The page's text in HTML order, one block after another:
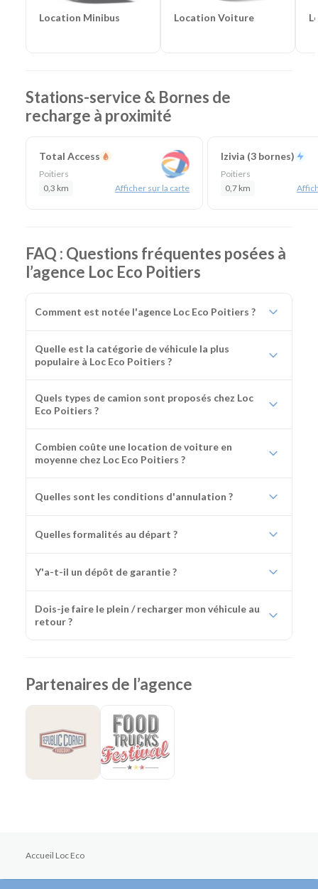
Location Minibus Location Voiture
Stations-service & Bornes de
recharge à proximité
Total Access
Poitiers
0,3 km
Afficher sur la carte
Izivia (3 bornes)
Poitiers
0,7 km
FAQ : Questions fréquentes posées à
l’agence Loc Eco Poitiers
Comment est notée l'agence Loc Eco Poitiers ?
Quelle est la catégorie de véhicule la plus
populaire à Loc Eco Poitiers ?
Quels types de camion sont proposés chez Loc
Eco Poitiers ?
Combien coûte une location de voiture en
moyenne chez Loc Eco Poitiers ?
Quelles sont les conditions d'annulation ?
Quelles formalités au départ ?
Y'a-t-il un dépôt de garantie ?
Dois-je faire le plein / recharger mon véhicule au
retour ?
Partenaires de l’agence
Accueil Loc Eco